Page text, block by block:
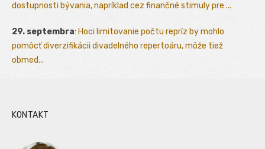
dostupnosti bývania, napríklad cez finančné stimuly pre ...
29. septembra: Hoci limitovanie počtu repríz by mohlo
pomôcť diverzifikácii divadelného repertoáru, môže tiež
obmed...
KONTAKT